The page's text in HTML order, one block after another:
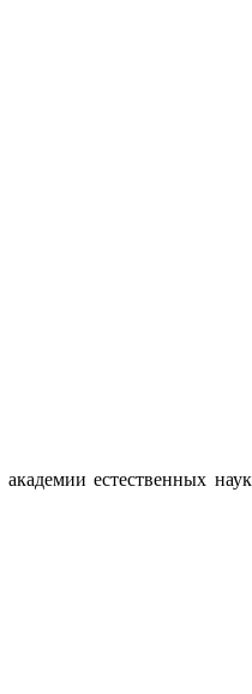
академии естественных